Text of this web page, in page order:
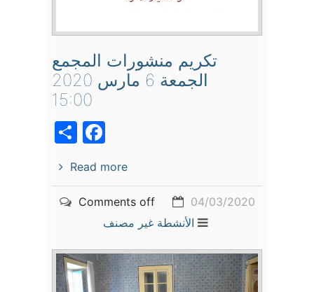
تكريم منشورات المجمع
الجمعة 6 مارس 2020
15:00
Read more
04/03/2020
Comments off
الأنشطة غير مصنف